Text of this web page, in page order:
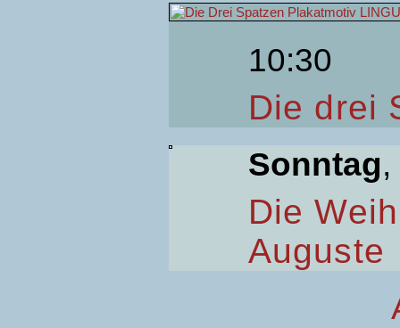
10:30
Die drei
Sonntag
Die
Auguste